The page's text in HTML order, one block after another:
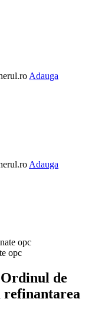
Adauga
Adauga
opc
de
refinantarea